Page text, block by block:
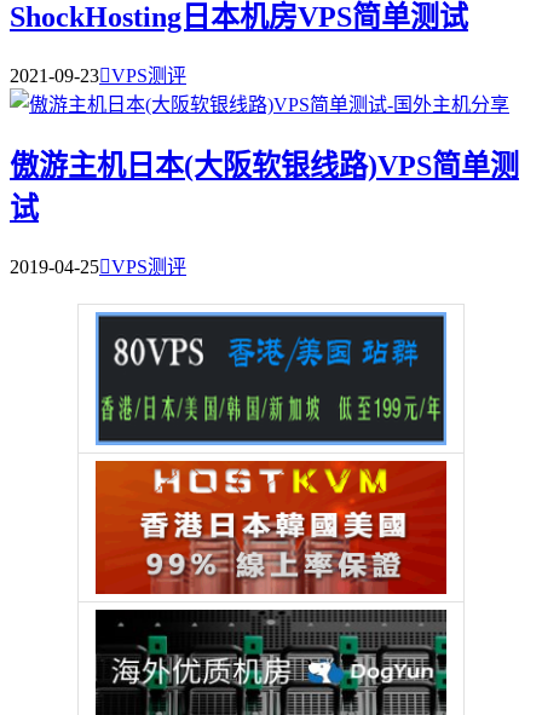
ShockHosting日本机房VPS简单测试
2021-09-23VPS测评
傲游主机日本(大阪软银线路)VPS简单测
试
2019-04-25VPS测评